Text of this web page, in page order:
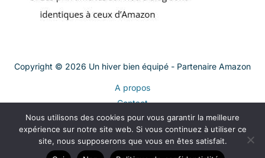
Copyright © 2026 Un hiver bien équipé - Partenaire Amazon
A propos
Contact
Plan du site
Mentions légales
Politique de confidentialité
Nous utilisons des cookies pour vous garantir la meilleure
expérience sur notre site web. Si vous continuez à utiliser ce
site, nous supposerons que vous en êtes satisfait.